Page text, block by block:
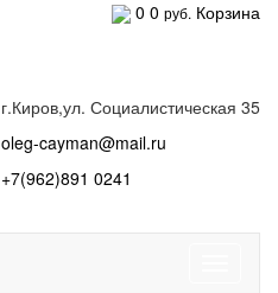
0 0 руб. Корзина
г.Киров,ул. Социалистическая 35
oleg-cayman@mail.ru
+7(962)891 0241